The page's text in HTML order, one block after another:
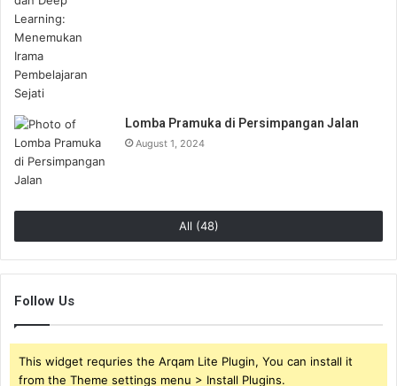
Lomba Pramuka di Persimpangan Jalan
August 1, 2024
All (48)
Follow Us
This widget requries the Arqam Lite Plugin, You can install it
from the Theme settings menu > Install Plugins.